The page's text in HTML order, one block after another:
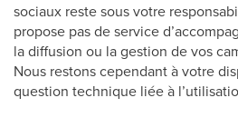
sociaux reste sous votre
propose pas de service
la diffusion ou la gestion de vos
Nous restons cependant à votre
question technique liée à